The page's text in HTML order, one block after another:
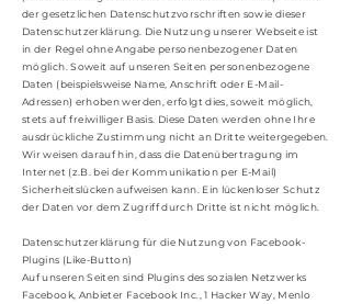
der gesetzlichen Datenschutzvorschriften sowie dieser
Datenschutzerklärung. Die Nutzung unserer Webseite ist
in der Regel ohne Angabe personenbezogener Daten
möglich. Soweit auf unseren Seiten personenbezogene
Daten (beispielsweise Name, Anschrift oder E-Mail-
Adressen) erhoben werden, erfolgt dies, soweit möglich,
stets auf freiwilliger Basis. Diese Daten werden ohne Ihre
ausdrückliche Zustimmung nicht an Dritte weitergegeben.
Wir weisen darauf hin, dass die Datenübertragung im
Internet (z.B. bei der Kommunikation per E-Mail)
Sicherheitslücken aufweisen kann. Ein lückenloser Schutz
der Daten vor dem Zugriff durch Dritte ist nicht möglich.
Datenschutzerklärung für die Nutzung von Facebook-
Plugins (Like-Button)
Auf unseren Seiten sind Plugins des sozialen Netzwerks
Facebook, Anbieter Facebook Inc., 1 Hacker Way, Menlo